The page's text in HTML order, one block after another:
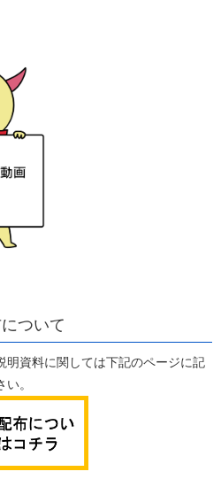
ついて
資料に関しては下記のページに記
。